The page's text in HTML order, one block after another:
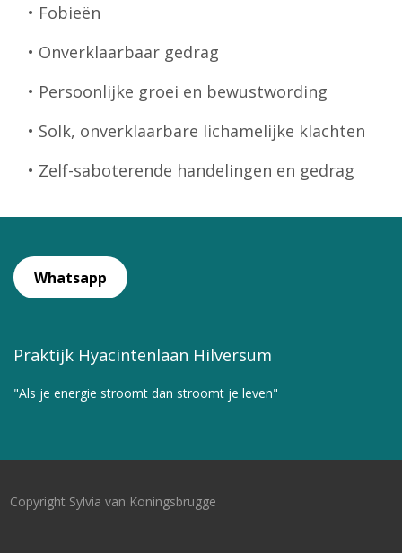
• Fobieën
• Onverklaarbaar gedrag
• Persoonlijke groei en bewustwording
• Solk, onverklaarbare lichamelijke klachten
• Zelf-saboterende handelingen en gedrag
Whatsapp
Praktijk Hyacintenlaan Hilversum
"Als je energie stroomt dan stroomt je leven"
Copyright Sylvia van Koningsbrugge